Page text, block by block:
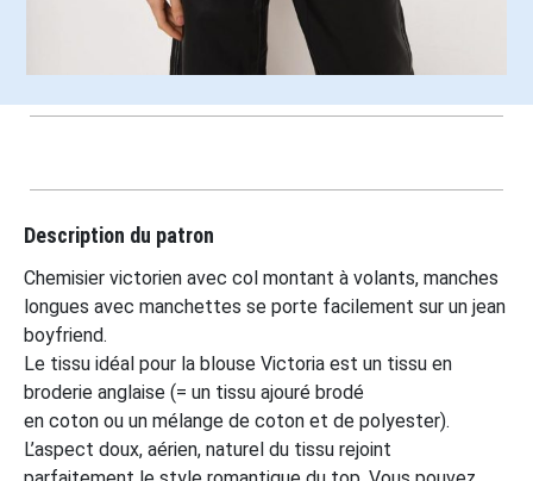
Description du patron
Chemisier victorien avec col montant à volants, manches
longues avec manchettes se porte facilement sur un jean
boyfriend.
Le tissu idéal pour la blouse Victoria est un tissu en
broderie anglaise (= un tissu ajouré brodé
en coton ou un mélange de coton et de polyester).
L’aspect doux, aérien, naturel du tissu rejoint